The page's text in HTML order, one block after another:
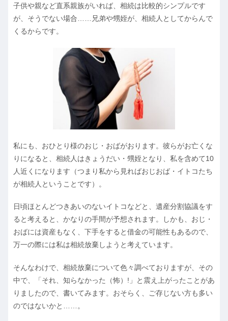
子供や親など直系親族がいれば、相続は比較的シンプルです
が、そうでない場合……兄弟や甥姪が、相続人としてからんで
くるからです。
私にも、おひとり様のおじ・おばがおります。彼らがお亡くな
りになると、相続人はきょうだい・甥姪となり、私を含めて10
人近くになります（つまり私から見ればおじおば・イトコたち
が相続人ということです）。
日頃ほとんどつきあいのないイトコなどと、遺産分割協議をす
ると考えると、かなりの手間が予想されます。しかも、おじ・
おばには資産もなく、下手をすると借金の可能性もあるので、
万一の際には私は相続放棄しようと考えています。
そんなわけで、相続放棄について色々調べておりますが、その
中で、「それ、知らなかった（怖）!」と震え上がったことがあ
りましたので、書いてみます。おそらく、ご存じない方も多い
のではないかと……。